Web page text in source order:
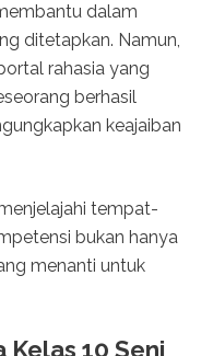
dalam
ditetapkan. Namun,
rahasia yang
berhasil
keajaiban
tempat-
bukan hanya
menanti untuk
10 Seni